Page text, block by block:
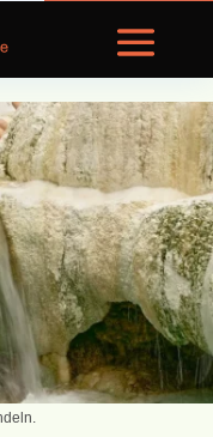
Online-Termin